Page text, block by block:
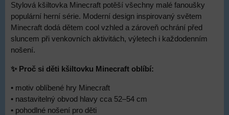
Stylová kšiltovka Minecraft potěší všechny malé fanoušky
populární herní série. Moderní design inspirovaný světem
Minecraft dodá dětem cool vzhled a zároveň ochrání před
sluncem při venkovních aktivitách, výletech i každodenním
nošení.
✨ Proč si děti kšiltovku Minecraft oblíbí:
• motiv oblíbené hry Minecraft
• nastavitelný obvod hlavy cca 52–54 cm
• pohodlné nošení pro děti